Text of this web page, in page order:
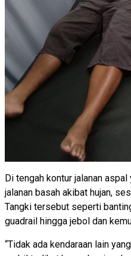
Di tengah kontur jalanan
jalanan basah akibat hujan,
Tangki tersebut seperti
guadrail hingga jebol dan
“Tidak ada kendaraan lain